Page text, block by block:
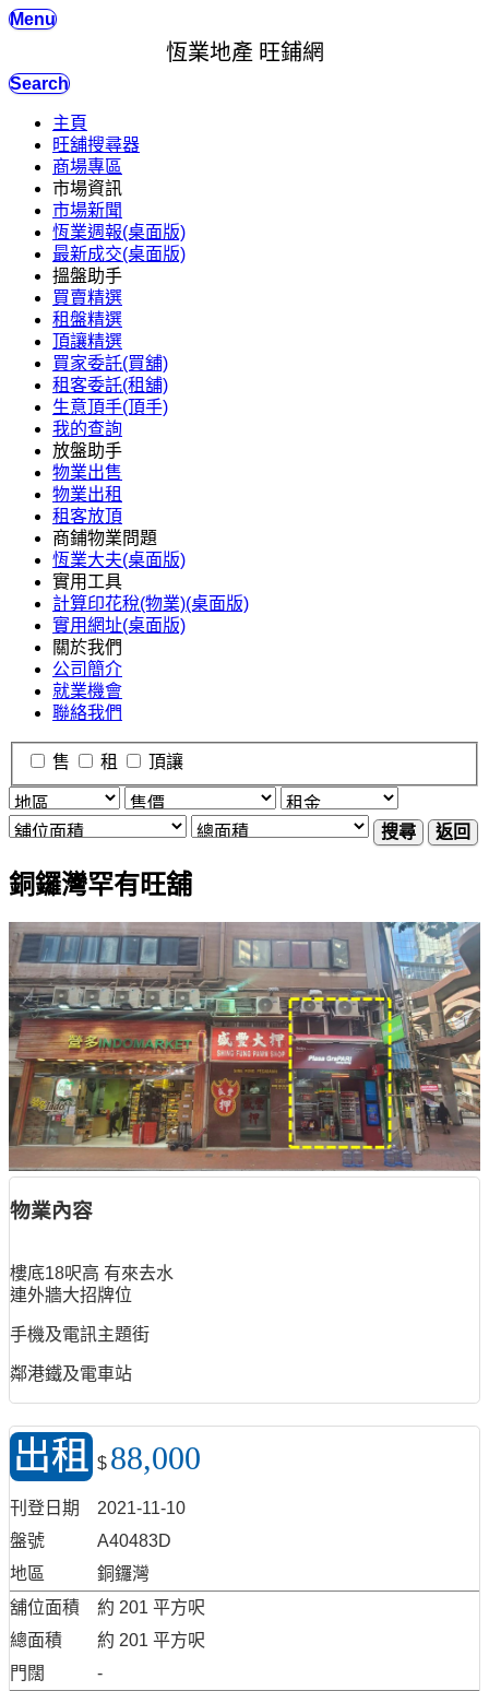
Menu
恆業地產 旺鋪網
Search
主頁
旺舖搜尋器
商場專區
市場資訊
市場新聞
恆業週報(桌面版)
最新成交(桌面版)
搵盤助手
買賣精選
租盤精選
頂讓精選
買家委託(買舖)
租客委託(租舖)
生意頂手(頂手)
我的查詢
放盤助手
物業出售
物業出租
租客放頂
商鋪物業問題
恆業大夫(桌面版)
實用工具
計算印花稅(物業)(桌面版)
實用網址(桌面版)
關於我們
公司簡介
就業機會
聯絡我們
售 租 頂讓
搜尋 返回
銅鑼灣罕有旺舖
物業內容
樓底18呎高 有來去水
連外牆大招牌位
手機及電訊主題街
鄰港鐵及電車站
出租 $ 88,000
刊登日期
2021-11-10
盤號
A40483D
地區
銅鑼灣
舖位面積
約 201 平方呎
總面積
約 201 平方呎
門闊
-